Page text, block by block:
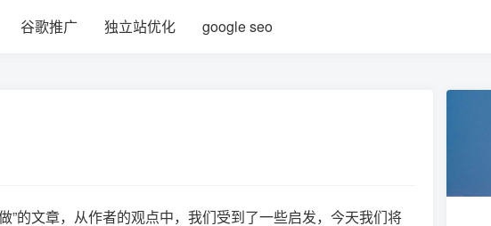
谷歌推广 独立站优化 google seo
的文章，从作者的观点中，我们受到了一些启发，今天我们将